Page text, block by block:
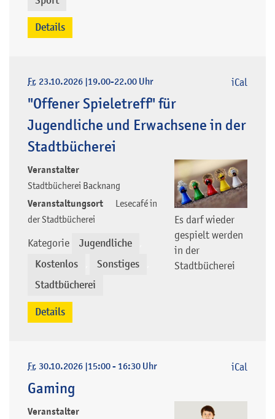
Details
Fr, 23.10.2026 |19.00-22.00 Uhr
"Offener Spieletreff" für
Jugendliche und Erwachsene in der
Stadtbücherei
Es darf wieder
gespielt werden
in der
Stadtbücherei
Veranstalter
Stadtbücherei Backnang
Veranstaltungsort
Lesecafé in
der Stadtbücherei
Kategorie Jugendliche
Kostenlos Sonstiges
Stadtbücherei
iCal
Details
Fr, 30.10.2026 |15:00 - 16:30 Uhr
Gaming
Veranstalter
iCal